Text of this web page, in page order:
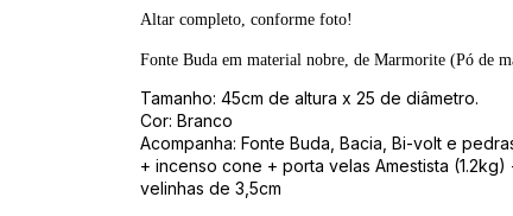
Altar completo, conforme foto!
Fonte Buda em material nobre, de Marmorite (Pó de
Tamanho: 45cm de altura x 25 de diâmetro.
Cor: Branco
Acompanha: Fonte Buda, Bacia, Bi-volt e
+ incenso cone + porta velas Amestista
velinhas de 3,5cm